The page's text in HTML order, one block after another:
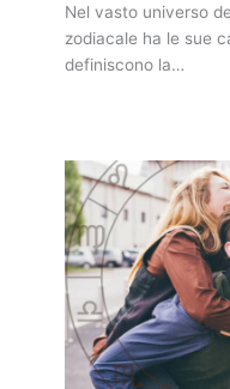
Nel vasto universo
zodiacale ha le sue
definiscono la…